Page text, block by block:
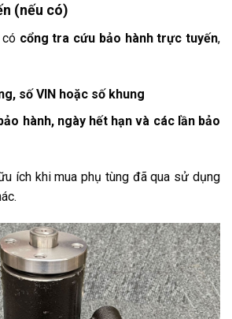
(nếu có)
cổng tra cứu bảo hành trực tuyến,
số VIN hoặc số khung
hành, ngày hết hạn và các lần bảo
ích khi mua phụ tùng đã qua sử dụng